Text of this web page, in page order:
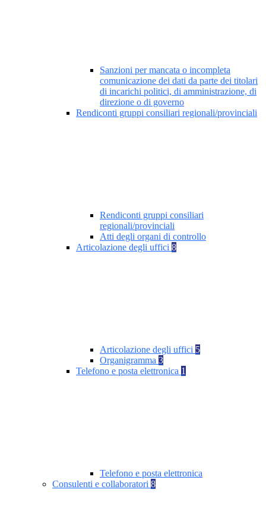
Sanzioni per mancata o incompleta
comunicazione dei dati da parte dei titolari
di incarichi politici, di amministrazione, di
direzione o di governo
Rendiconti gruppi consiliari regionali/provinciali
Rendiconti gruppi consiliari
regionali/provinciali
Atti degli organi di controllo
Articolazione degli uffici 8
Articolazione degli uffici 5
Organigramma 3
Telefono e posta elettronica 1
Telefono e posta elettronica
Consulenti e collaboratori 8